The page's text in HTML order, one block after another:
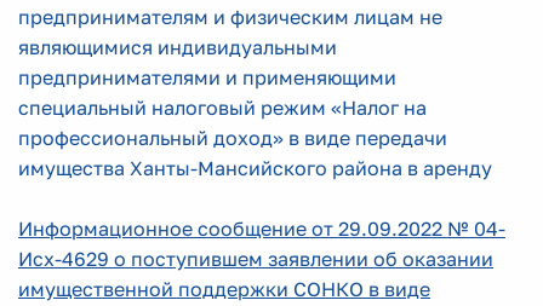
предпринимателям и физическим лицам не
являющимися индивидуальными
предпринимателями и применяющими
специальный налоговый режим «Налог на
профессиональный доход» в виде передачи
имущества Ханты-Мансийского района в аренду
Информационное сообщение от 29.09.2022 № 04-
Исх-4629 о поступившем заявлении об оказании
имущественной поддержки СОНКО в виде